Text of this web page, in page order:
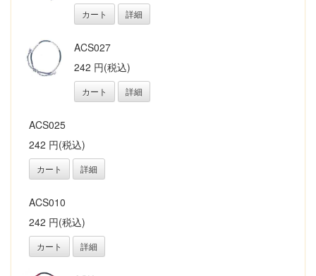
カート 詳細
ACS027
242 円(税込)
カート 詳細
ACS025
242 円(税込)
カート 詳細
ACS010
242 円(税込)
カート 詳細